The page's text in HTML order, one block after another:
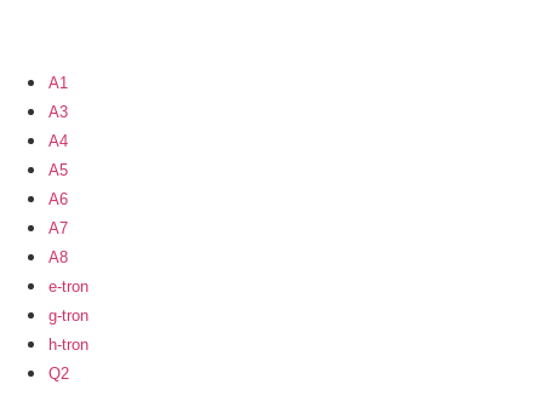
A1
A3
A4
A5
A6
A7
A8
e-tron
g-tron
h-tron
Q2